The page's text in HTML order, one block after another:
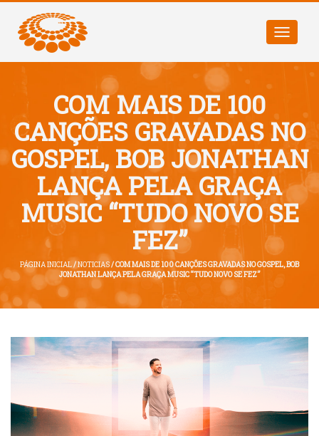
Toggle
COM MAIS DE 100
CANÇÕES GRAVADAS NO
GOSPEL, BOB JONATHAN
LANÇA PELA GRAÇA
MUSIC “TUDO NOVO SE
FEZ”
PÁGINA INICIAL/NOTICIAS/ COM MAIS DE 100 CANÇÕES GRAVADAS NO GOSPEL, BOB
JONATHAN LANÇA PELA GRAÇA MUSIC “TUDO NOVO SE FEZ”